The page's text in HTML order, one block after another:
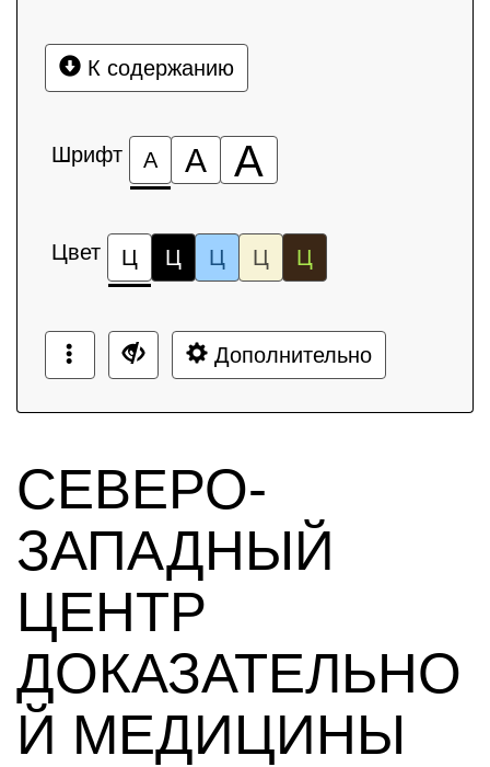
К содержанию
Шрифт А А А
Цвет Ц Ц Ц Ц Ц
Дополнительно
СЕВЕРО-
ЗАПАДНЫЙ
ЦЕНТР
ДОКАЗАТЕЛЬНО
Й МЕДИЦИНЫ